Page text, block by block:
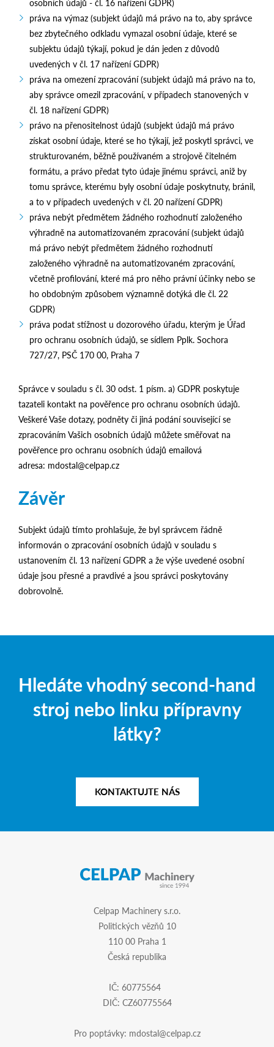
osobních údajů - čl. 16 nařízení GDPR)
práva na výmaz (subjekt údajů má právo na to, aby správce
bez zbytečného odkladu vymazal osobní údaje, které se
subjektu údajů týkají, pokud je dán jeden z důvodů
uvedených v čl. 17 nařízení GDPR)
práva na omezení zpracování (subjekt údajů má právo na to,
aby správce omezil zpracování, v případech stanovených v
čl. 18 nařízení GDPR)
právo na přenositelnost údajů (subjekt údajů má právo
získat osobní údaje, které se ho týkají, jež poskytl správci, ve
strukturovaném, běžně používaném a strojově čitelném
formátu, a právo předat tyto údaje jinému správci, aniž by
tomu správce, kterému byly osobní údaje poskytnuty, bránil,
a to v případech uvedených v čl. 20 nařízení GDPR)
práva nebýt předmětem žádného rozhodnutí založeného
výhradně na automatizovaném zpracování (subjekt údajů
má právo nebýt předmětem žádného rozhodnutí
založeného výhradně na automatizovaném zpracování,
včetně profilování, které má pro něho právní účinky nebo se
ho obdobným způsobem významně dotýká dle čl. 22
GDPR)
práva podat stížnost u dozorového úřadu, kterým je Úřad
pro ochranu osobních údajů, se sídlem Pplk. Sochora
727/27, PSČ 170 00, Praha 7
Správce v souladu s čl. 30 odst. 1 písm. a) GDPR poskytuje
tazateli kontakt na pověřence pro ochranu osobních údajů.
Veškeré Vaše dotazy, podněty či jiná podání související se
zpracováním Vašich osobních údajů můžete směřovat na
pověřence pro ochranu osobních údajů emailová
adresa: mdostal@celpap.cz
Závěr
Subjekt údajů tímto prohlašuje, že byl správcem řádně
informován o zpracování osobních údajů v souladu s
ustanovením čl. 13 nařízení GDPR a že výše uvedené osobní
údaje jsou přesné a pravdivé a jsou správci poskytovány
dobrovolně.
Hledáte vhodný second-hand
stroj nebo linku přípravny
látky?
KONTAKTUJTE NÁS
Celpap Machinery s.r.o.
Politických vězňů 10
110 00 Praha 1
Česká republika
IČ: 60775564
DIČ: CZ60775564
Pro poptávky: mdostal@celpap.cz